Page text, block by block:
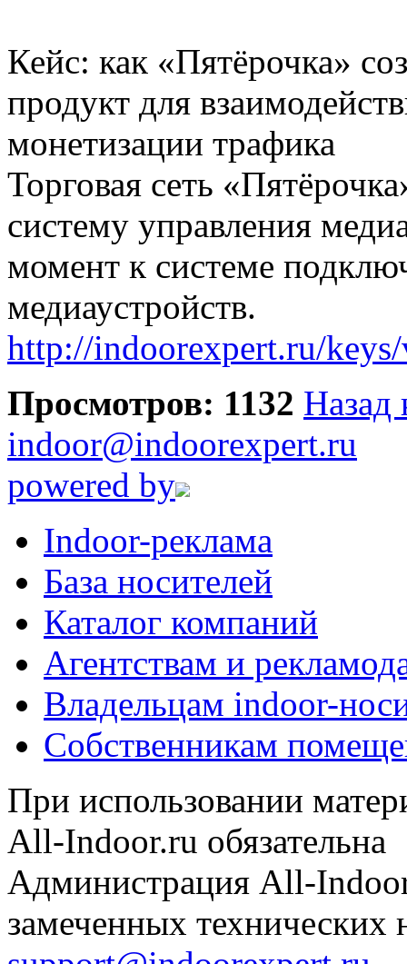
Кейс: как «Пятёрочка»
продукт для
монетизации трафика
Торговая сеть
систему управления
момент к системе
медиаустройств.
http://indoorexpert.ru/
Просмотров: 1132 Назад
indoor@indoorexpert.ru
powered by
Indoor-реклама
База носителей
Каталог компаний
Агентствам и
Владельцам indoor-
Собственникам
При использовании
All-Indoor.ru обязательна
Администрация All-
замеченных технических